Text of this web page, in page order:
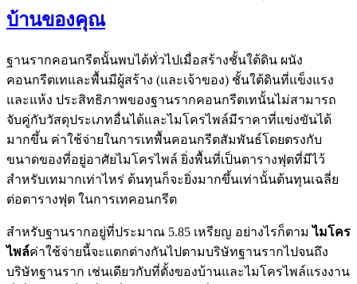
บ้านของคุณ
ฐานรากคอนกรีตนั้นพบได้ทั่วไปเมื่อสร้างชั้นใต้ดิน ผนัง
คอนกรีตเทและพื้นมีผู้สร้าง (และเจ้าของ) ชั้นใต้ดินที่แข็งแรง
และแห้ง ประสิทธิภาพของฐานรากคอนกรีตเทนั้นไม่สามารถ
จับคู่กับวัสดุประเภทอื่นได้และไมโครไพล์มีราคาที่แข่งขันได้
มากขึ้น ค่าใช้จ่ายในการเทพื้นคอนกรีตสัมพันธ์โดยตรงกับ
ขนาดของที่อยู่อาศัยไมโครไพล์ ยิ่งพื้นที่เป็นตารางฟุตที่มีไว้
สำหรับเทมากเท่าไหร่ ต้นทุนก็จะยิ่งมากขึ้นเท่านั้นต้นทุนเฉลี่ย
ต่อตารางฟุต ในการเทคอนกรีต
สำหรับฐานรากอยู่ที่ประมาณ 5.85 เหรียญ อย่างไรก็ตามไมโคร
ไพล์ค่าใช้จ่ายนี้จะแตกต่างกันไปตามบริษัทฐานรากไปจนถึง
บริษัทฐานราก เช่นเดียวกับที่ตั้งของบ้านและไมโครไพล์แรงงาน